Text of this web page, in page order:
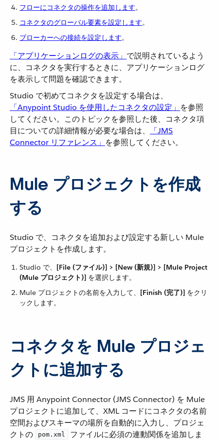
フローにコネクタの操作を追加します​。
コネクタのグローバル要素を設定します​。
ブローカーへの接続を設定します​。
「アプリケーションログの表示」 ​で説明されているよう
に、コネクタを実行するときに、アプリケーションログ
を表示して問題を確認できます。
Studio で初めてコネクタを設定する場合は、​
「Anypoint Studio を使用したコネクタの設定」 ​を参照
してください。このトピックを参照した後、コネクタ項
目についての詳細情報が必要な場合は、​
「JMS
Connector リファレンス」 ​を参照してください。
Mule プロジェクトを作成
する
Studio で、コネクタを追加および設定する新しい Mule
プロジェクトを作成します。
Studio で、​ [File (ファイル)] > [New (新規)] > [Mule Project
(Mule プロジェクト)] ​ を選択します。
Mule プロジェクトの名前を入力して、​ [Finish (完了)] ​ をクリ
ックします。
コネクタを Mule プロジェ
クトに追加する
JMS 用 Anypoint Connector (JMS Connector) を Mule
プロジェクトに追加して、XML コードにコネクタの名前
空間およびスキーマの場所を自動的に入力し、プロジェ
クトの ​
pom.xml
​ ファイルに必須の連動関係を追加しま